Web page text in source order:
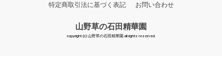
特定商取引法に基づく表記
お問い合わせ
山野草の石田精華園
copyright (c) 山野草の石田精華園 all rights reserved.